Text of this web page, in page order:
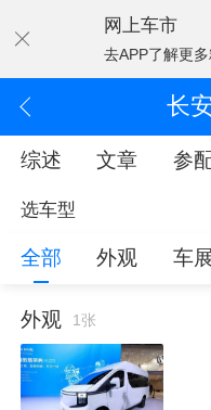
网上车市
去APP了解更
长
综述 文章 参
选车型
全部 外观 车
外观 1张